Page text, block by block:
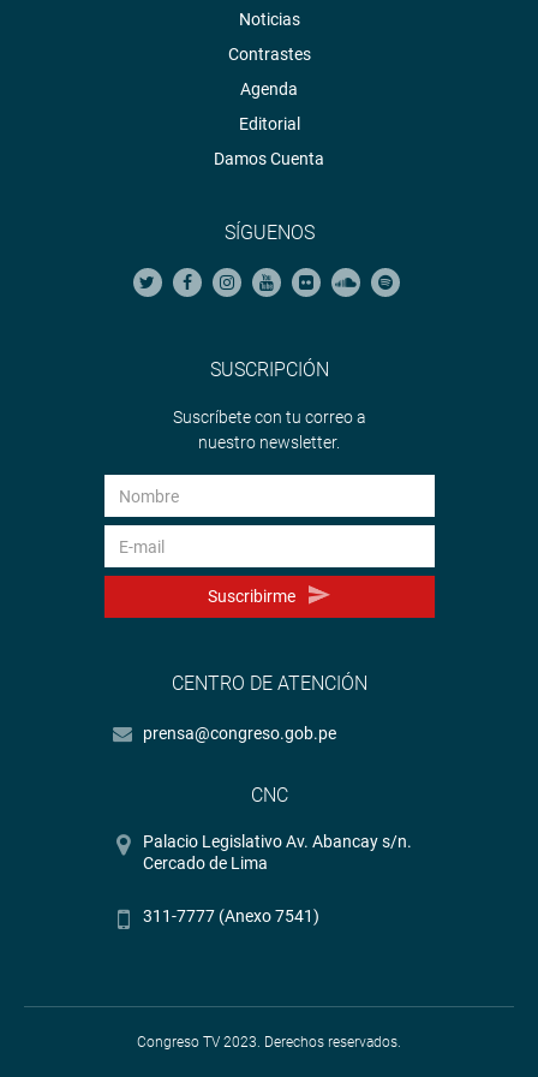
fotografia.congreso.gob.peNoticias
Contrastes
Agenda
Editorial
Damos Cuenta
SÍGUENOS
SUSCRIPCIÓN
Suscríbete con tu correo a
nuestro newsletter.
Suscribirme
CENTRO DE ATENCIÓN
prensa@congreso.gob.pe
CNC
Palacio Legislativo Av. Abancay s/n.
Cercado de Lima
311-7777 (Anexo 7541)
Congreso TV 2023. Derechos reservados.